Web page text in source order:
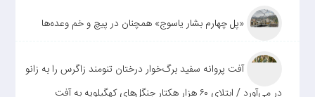
«پل چهارم بشار یاسوج» همچنان در پیچ و خم وعده‌ها
آفت پروانه سفید برگ‌خوار درختان تنومند زاگرس را به زانو
در می‌آورد / ابتلای ۶۰ هزار هکتار جنگل‌های کهگیلویه به آفت